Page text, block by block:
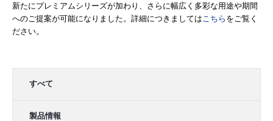
新たにプレミアムシリーズが加わり、さらに幅広く多彩な用途や期間
へのご提案が可能になりました。詳細につきましてはこちら をご覧く
ださい。
すべて
製品情報